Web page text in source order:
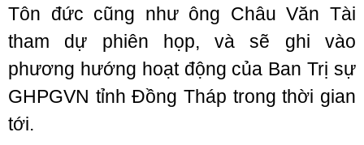
Tôn đức cũng như ông Châu Văn Tài
tham dự phiên họp, và sẽ ghi vào
phương hướng hoạt động của Ban Trị sự
GHPGVN tỉnh Đồng Tháp trong thời gian
tới.